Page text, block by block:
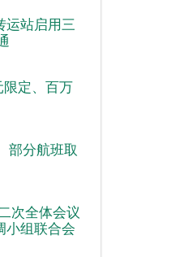
运站启用三
定、百万
部分航班取
次全体会议
小组联合会